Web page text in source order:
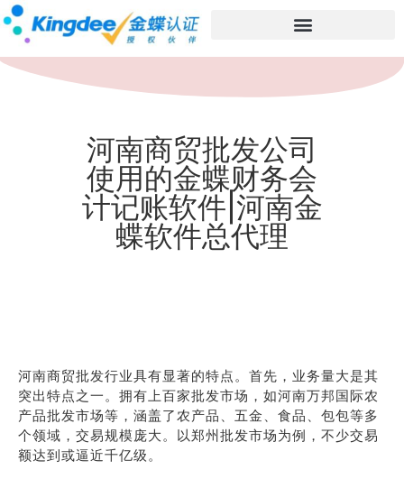
河南商贸批发公司
使用的金蝶财务会
计记账软件|河南金
蝶软件总代理
河南商贸批发行业具有显著的特点。首先，业务量大是其
突出特点之一。拥有上百家批发市场，如河南万邦国际农
产品批发市场等，涵盖了农产品、五金、食品、包包等多
个领域，交易规模庞大。以郑州批发市场为例，不少交易
额达到或逼近千亿级。